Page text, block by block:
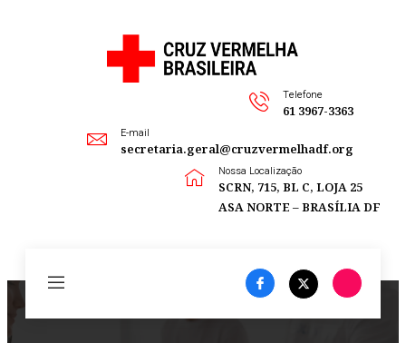
Telefone
61 3967-3363
E-mail
secretaria.geral@cruzvermelhadf.org
Nossa Localização
SCRN, 715, BL C, LOJA 25
ASA NORTE – BRASÍLIA DF